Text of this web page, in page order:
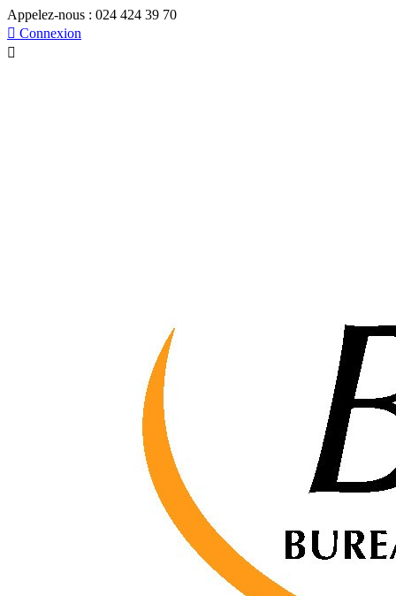
Appelez-nous : 024 424 39 70
 Connexion
